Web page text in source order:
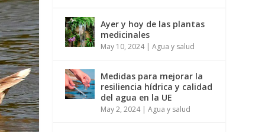
Ayer y hoy de las plantas
medicinales
May 10, 2024|Agua y salud
Medidas para mejorar la
resiliencia hídrica y calidad
del agua en la UE
May 2, 2024|Agua y salud